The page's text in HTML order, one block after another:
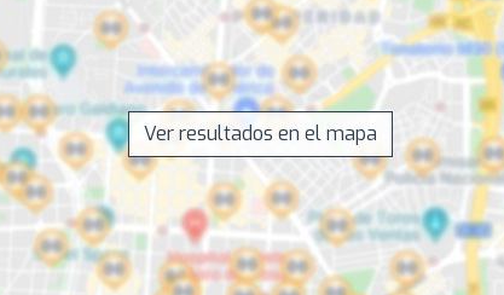
Ver resultados en el mapa